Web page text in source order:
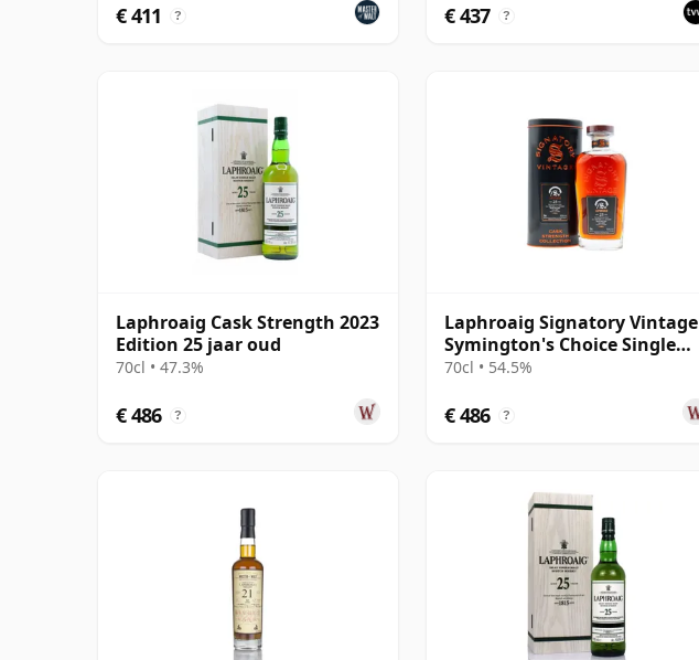
€ 411 ? € 437 ?
Laphroaig Cask Strength 2023
Edition 25 jaar oud
70cl • 47.3%
€ 486 ?
Laphroaig Signatory Vintage
Symington's Choice Single
Cask # 2000 25 jaar oud
70cl • 54.5%
€ 486 ?